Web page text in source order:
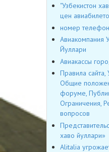
"Узбекистон
цен
номер
Авиакомпания
Йуллари
Авиакассы
Правила сайта,
Общие
форуме,
Ограничения,
вопросов
хаво йуллари»
Alitalia